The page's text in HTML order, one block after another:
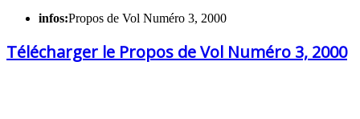
infos:Propos de Vol Numéro 3, 2000
Télécharger le Propos de Vol Numéro 3, 2000